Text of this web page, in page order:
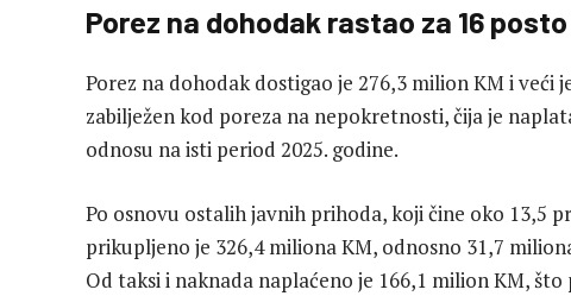
Porez na dohodak rastao za 16 posto
Porez na dohodak dostigao je 276,3 milion KM i
zabilježen kod poreza na nepokretnosti, čija je
odnosu na isti period 2025. godine.
Po osnovu ostalih javnih prihoda, koji čine oko 13,5
prikupljeno je 326,4 miliona KM, odnosno 31,7
Od taksi i naknada naplaćeno je 166,1 milion KM,